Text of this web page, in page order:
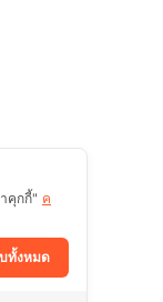
คุกกี้" ค
ทั้งหมด